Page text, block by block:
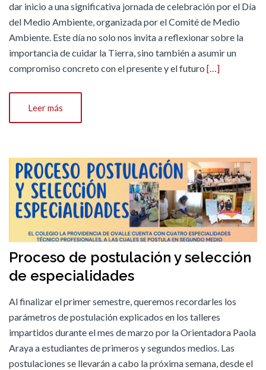
dar inicio a una significativa jornada de celebración por el Día
del Medio Ambiente, organizada por el Comité de Medio
Ambiente. Este día no solo nos invita a reflexionar sobre la
importancia de cuidar la Tierra, sino también a asumir un
compromiso concreto con el presente y el futuro […]
Leer más
Proceso de postulación y selección
de especialidades
Al finalizar el primer semestre, queremos recordarles los
parámetros de postulación explicados en los talleres
impartidos durante el mes de marzo por la Orientadora Paola
Araya a estudiantes de primeros y segundos medios. Las
postulaciones se llevarán a cabo la próxima semana, desde el